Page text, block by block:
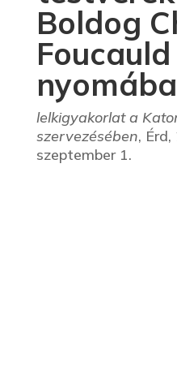
Boldog
Foucauld
lelkigyakorlat a
szervezésében,
szeptember 1.